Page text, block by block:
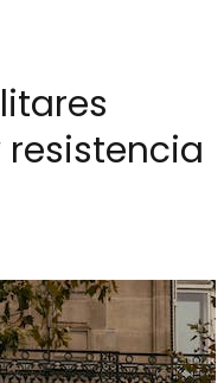
resistencia